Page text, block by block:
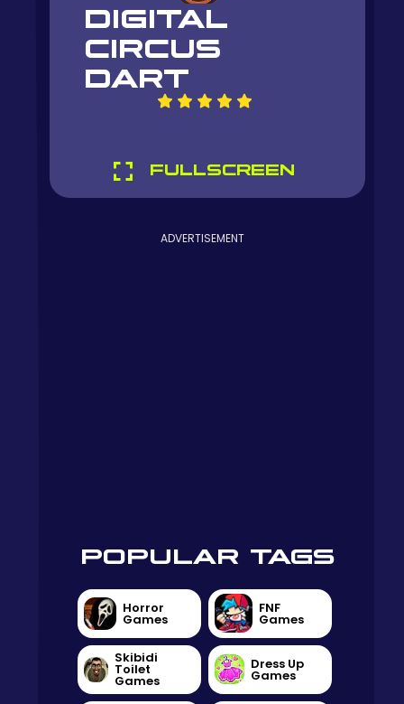
DIGITAL
CIRCUS
DART
FULLSCREEN
ADVERTISEMENT
POPULAR TAGS
Horror
Games
FNF
Games
Skibidi
Toilet
Games
Dress Up
Games